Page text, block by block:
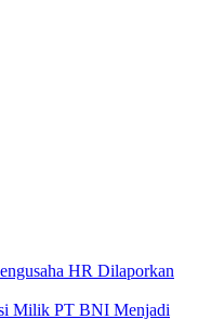
HR Dilaporkan
Milik PT BNI Menjadi